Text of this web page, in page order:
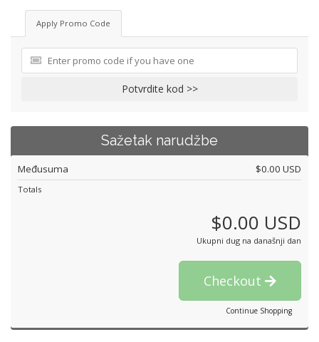
Apply Promo Code
Potvrdite kod >>
Sažetak narudžbe
Međusuma $0.00 USD
Totals
$0.00 USD
Ukupni dug na današnji dan
Checkout
Continue Shopping